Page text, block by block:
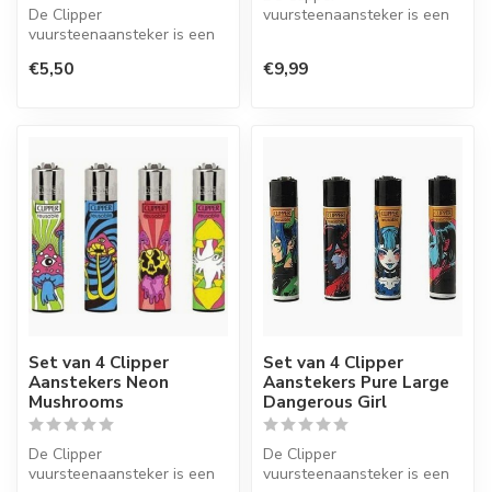
De Clipper
vuursteenaansteker is een
perfecte kwaliteit.
€5,50
vuursteenaansteker is een
€9,99
Set van 4 Clipper
Aanstekers Neon
Mushrooms
De Clipper
vuursteenaansteker is een
Set van 4 Clipper
Aanstekers Pure Large
Dangerous Girl
De Clipper
vuursteenaansteker is een